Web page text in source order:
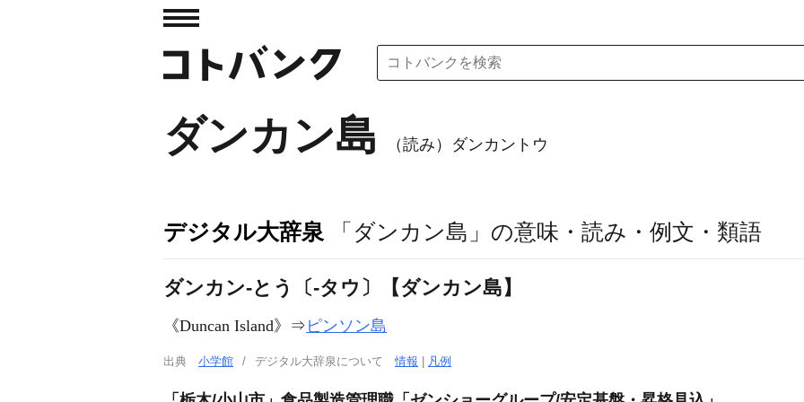
ダンカン島 （読み）ダンカントウ
デジタル大辞泉 「ダンカン島」の意味・読み・例文・類語
ダンカン‐とう〔‐タウ〕【ダンカン島】
《Duncan Island》⇒ ピンソン島
出典 小学館 デジタル大辞泉について情報 凡例